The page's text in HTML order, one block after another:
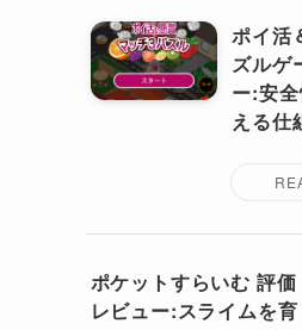
ポイ活
ズルゲ
ー:安
える仕
ポケットすらいむ 評価
レビュー:スライムを育